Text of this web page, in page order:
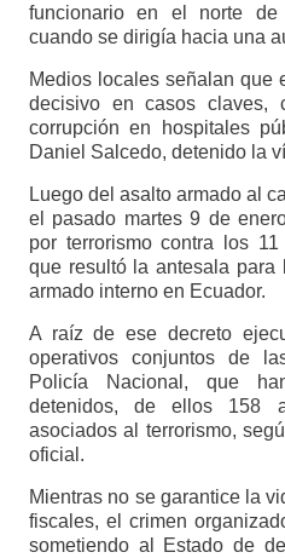
funcionario en el norte
cuando se dirigía hacia una
Medios locales señalan que
decisivo en casos claves,
corrupción en hospitales
Daniel Salcedo, detenido la
Luego del asalto armado al
el pasado martes 9 de
por terrorismo contra los
que resultó la antesala para
armado interno en Ecuador.
A raíz de ese decreto
operativos conjuntos de
Policía Nacional, que
detenidos, de ellos 158
asociados al terrorismo,
oficial.
Mientras no se garantice la
fiscales, el crimen
sometiendo al Estado de